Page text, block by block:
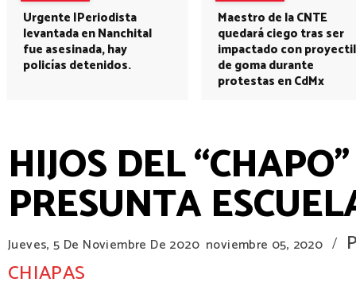
Urgente |Periodista
levantada en Nanchital
fue asesinada, hay
policías detenidos.
Maestro de la CNTE
quedará ciego tras ser
impactado con proyectil
de goma durante
protestas en CdMx
HIJOS DEL
PRESUNTA
Jueves, 5 De Noviembre De 2020 noviembre 05, 2020 /
CHIAPAS